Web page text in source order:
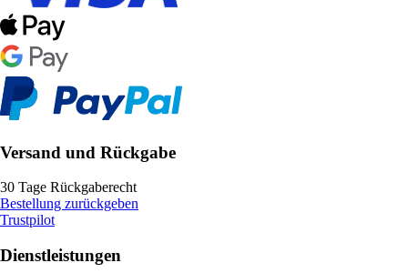
Versand und Rückgabe
30 Tage Rückgaberecht
Bestellung zurückgeben
Trustpilot
Dienstleistungen